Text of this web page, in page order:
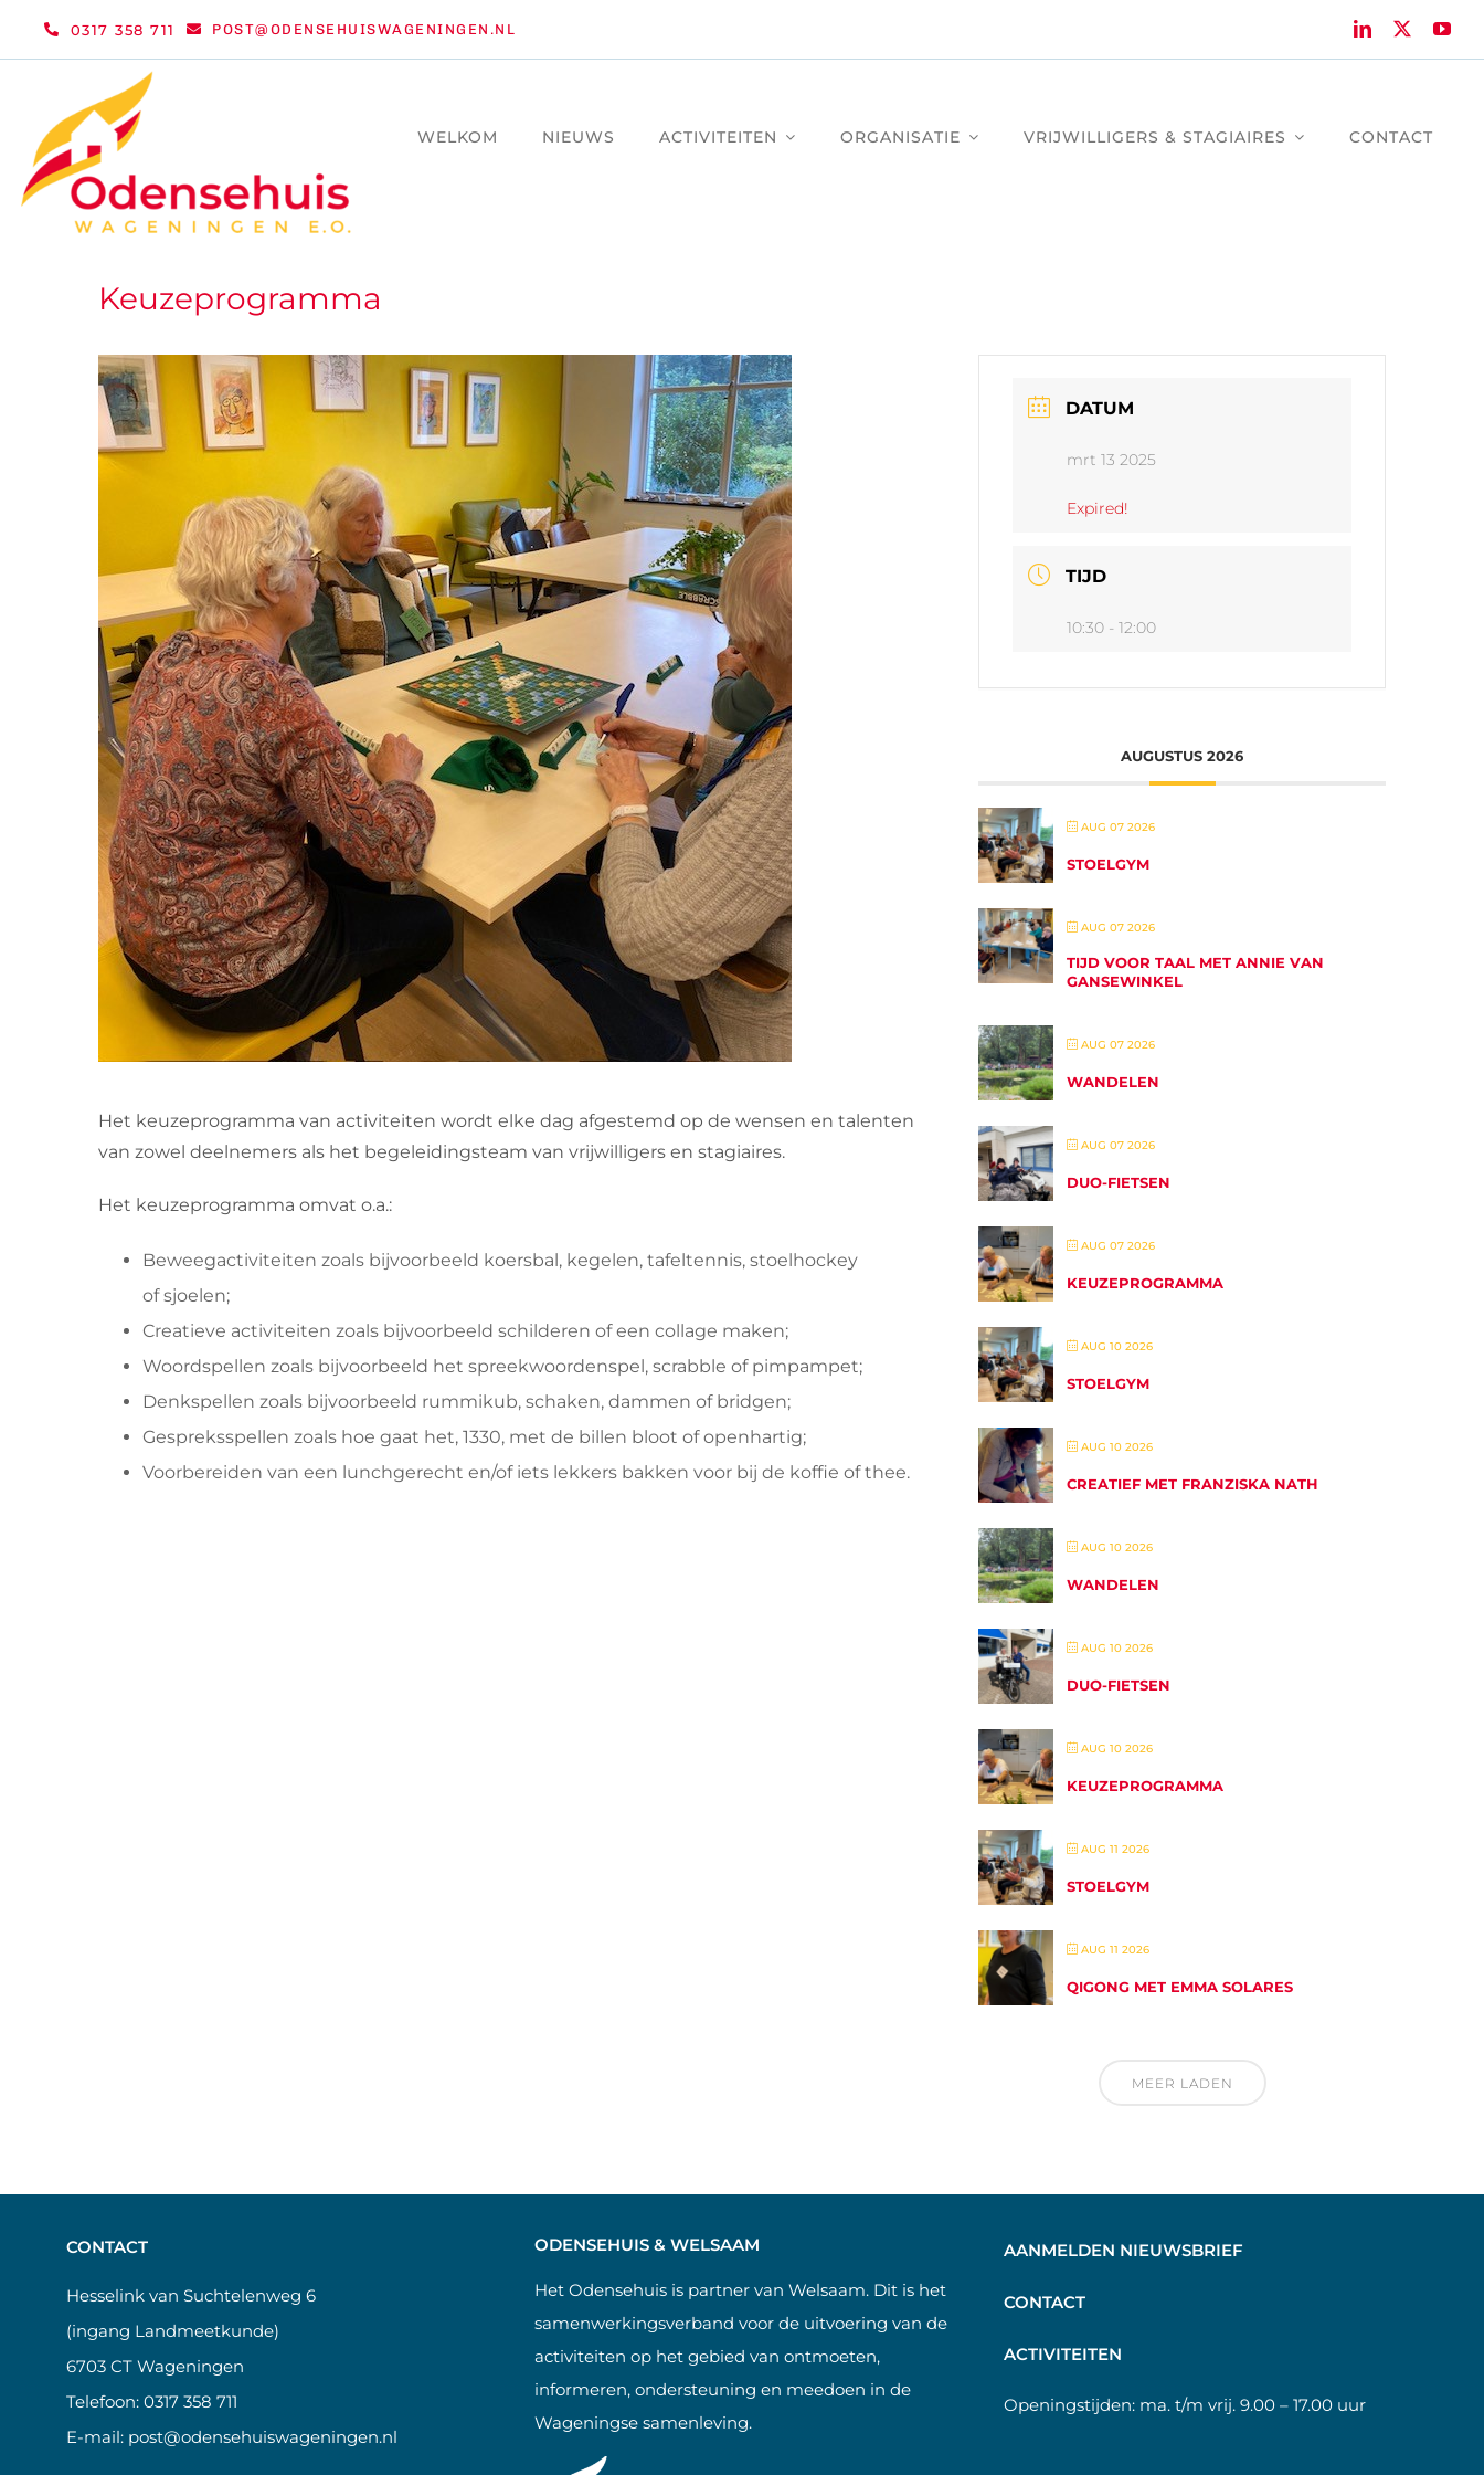
0317 358 711 POST@ODENSEHUISWAGENINGEN.NL
WELKOM NIEUWS ACTIVITEITEN ORGANISATIE VRIJWILLIGERS & STAGIAIRES CONTACT
Keuzeprogramma
Het keuzeprogramma van activiteiten wordt elke dag afgestemd op de wensen en talenten
van zowel deelnemers als het begeleidingsteam van vrijwilligers en stagiaires.
Het keuzeprogramma omvat o.a.:
Beweegactiviteiten zoals bijvoorbeeld koersbal, kegelen, tafeltennis, stoelhockey
of sjoelen;
Creatieve activiteiten zoals bijvoorbeeld schilderen of een collage maken;
Woordspellen zoals bijvoorbeeld het spreekwoordenspel, scrabble of pimpampet;
Denkspellen zoals bijvoorbeeld rummikub, schaken, dammen of bridgen;
Gespreksspellen zoals hoe gaat het, 1330, met de billen bloot of openhartig;
Voorbereiden van een lunchgerecht en/of iets lekkers bakken voor bij de koffie of thee.
DATUM
mrt 13 2025
Expired!
TIJD
10:30 - 12:00
AUGUSTUS 2026
AUG 07 2026
STOELGYM
AUG 07 2026
TIJD VOOR TAAL MET ANNIE VAN
GANSEWINKEL
AUG 07 2026
WANDELEN
AUG 07 2026
DUO-FIETSEN
AUG 07 2026
KEUZEPROGRAMMA
AUG 10 2026
STOELGYM
AUG 10 2026
CREATIEF MET FRANZISKA NATH
AUG 10 2026
WANDELEN
AUG 10 2026
DUO-FIETSEN
AUG 10 2026
KEUZEPROGRAMMA
AUG 11 2026
STOELGYM
AUG 11 2026
QIGONG MET EMMA SOLARES
MEER LADEN
CONTACT
Hesselink van Suchtelenweg 6
(ingang Landmeetkunde)
6703 CT Wageningen
Telefoon: 0317 358 711
E-mail: post@odensehuiswageningen.nl
ODENSEHUIS & WELSAAM
Het Odensehuis is partner van Welsaam. Dit is het
samenwerkingsverband voor de uitvoering van de
activiteiten op het gebied van ontmoeten,
informeren, ondersteuning en meedoen in de
Wageningse samenleving.
AANMELDEN NIEUWSBRIEF
CONTACT
ACTIVITEITEN
Openingstijden: ma. t/m vrij. 9.00 – 17.00 uur